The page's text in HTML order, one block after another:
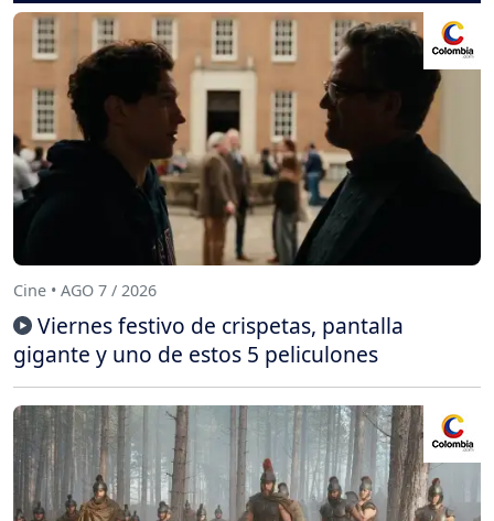
Cine • AGO 7 / 2026
Viernes festivo de crispetas, pantalla
gigante y uno de estos 5 peliculones